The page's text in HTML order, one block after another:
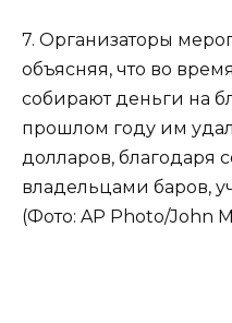
7. Организаторы
объясняя, что во
собирают деньги на
прошлом году им
долларов, благодаря
владельцами баров,
(Фото: AP Photo/John